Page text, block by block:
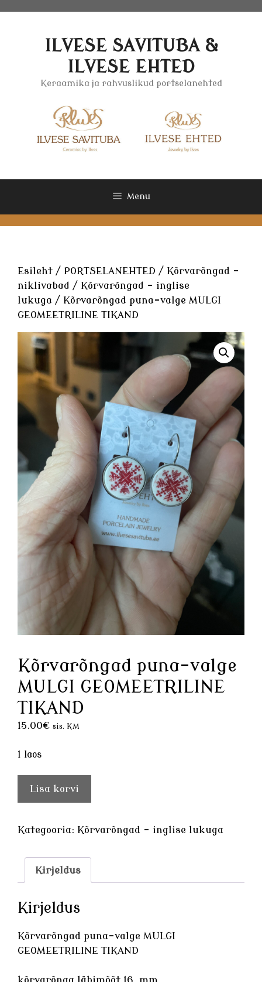
ILVESE SAVITUBA &
ILVESE EHTED
Keraamika ja rahvuslikud portselanehted
Menu
Esileht / PORTSELANEHTED / Kõrvarõngad -
niklivabad / Kõrvarõngad - inglise
lukuga / Kõrvarõngad puna-valge MULGI
GEOMEETRILINE TIKAND
Kõrvarõngad puna-valge
MULGI GEOMEETRILINE
TIKAND
15.00€ sis. KM
1 laos
Kõrvarõngad
MULGI
TIKAND
kogus
Lisa korvi
Kategooria: Kõrvarõngad - inglise lukuga
Kirjeldus
Kirjeldus
Kõrvarõngad puna-valge MULGI
GEOMEETRILINE TIKAND